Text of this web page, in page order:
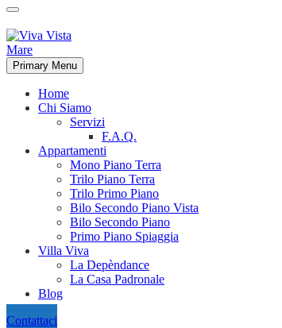
Primary Menu
Home
Chi Siamo
Servizi
F.A.Q.
Appartamenti
Mono Piano Terra
Trilo Piano Terra
Trilo Primo Piano
Bilo Secondo Piano Vista
Bilo Secondo Piano
Primo Piano Spiaggia
Villa Viva
La Depèndance
La Casa Padronale
Blog
Contattaci